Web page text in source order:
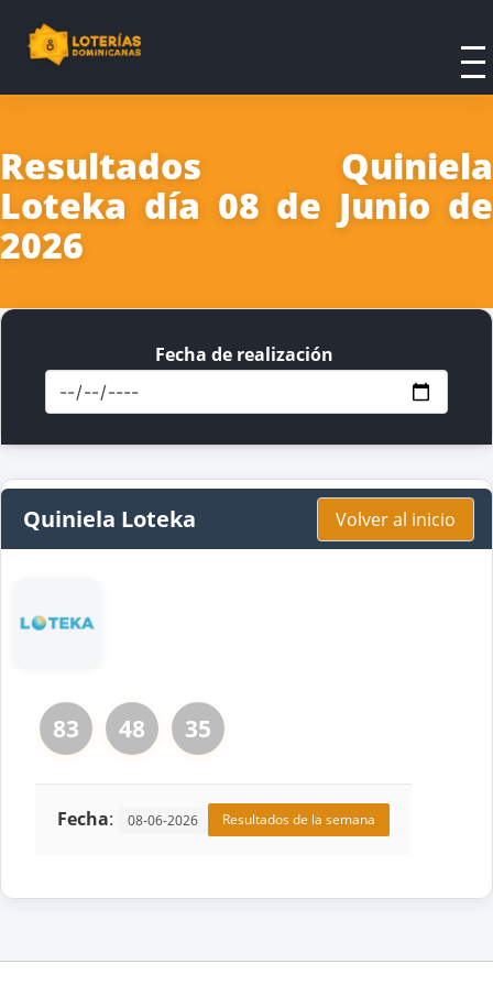
Resultados Quiniela
Loteka día 08 de Junio de
2026
Fecha de realización
Quiniela Loteka Volver al inicio
83 48 35
Fecha: 08-06-2026 Resultados de la semana